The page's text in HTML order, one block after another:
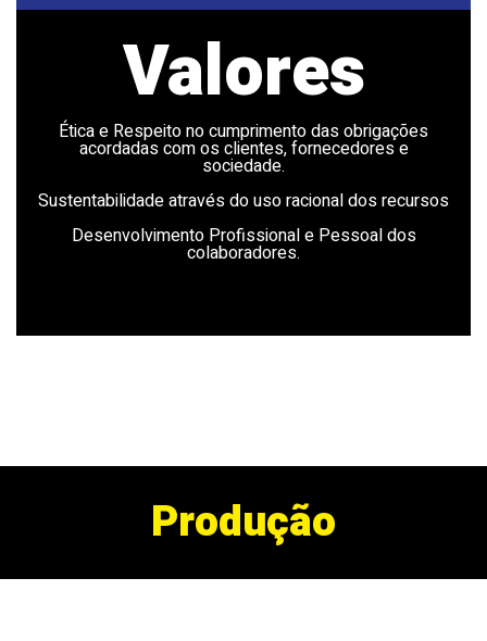
Valores
Ética e Respeito no cumprimento das obrigações
acordadas com os clientes, fornecedores e
sociedade.
Sustentabilidade através do uso racional dos recursos
Desenvolvimento Profissional e Pessoal dos
colaboradores.
Produção